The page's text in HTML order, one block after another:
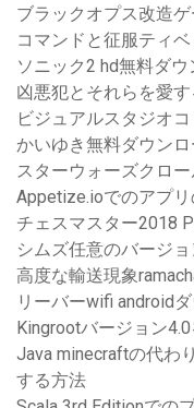
ブラックオプス改造
コマンドと征服ティ
ソニック2 hd無料ダウ
凶悪犯とそれらを愛
ビジュアルスタジオ
かいゆき無​​料ダウンロ
スターウォーズクロ
Appetize.ioでのアプ
チェスマスター2018
シムズ任意のバージ
高度な輸送現象
リーバーwifi android
Kingrootバージョン
Java minecraftの代わ
する方法